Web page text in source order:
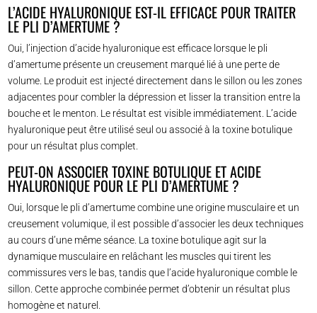
L’ACIDE HYALURONIQUE EST-IL EFFICACE POUR TRAITER
LE PLI D’AMERTUME ?
Oui, l’injection d’acide hyaluronique est efficace lorsque le pli
d’amertume présente un creusement marqué lié à une perte de
volume. Le produit est injecté directement dans le sillon ou les zones
adjacentes pour combler la dépression et lisser la transition entre la
bouche et le menton. Le résultat est visible immédiatement. L’acide
hyaluronique peut être utilisé seul ou associé à la toxine botulique
pour un résultat plus complet.
PEUT-ON ASSOCIER TOXINE BOTULIQUE ET ACIDE
HYALURONIQUE POUR LE PLI D’AMERTUME ?
Oui, lorsque le pli d’amertume combine une origine musculaire et un
creusement volumique, il est possible d’associer les deux techniques
au cours d’une même séance. La toxine botulique agit sur la
dynamique musculaire en relâchant les muscles qui tirent les
commissures vers le bas, tandis que l’acide hyaluronique comble le
sillon. Cette approche combinée permet d’obtenir un résultat plus
homogène et naturel.